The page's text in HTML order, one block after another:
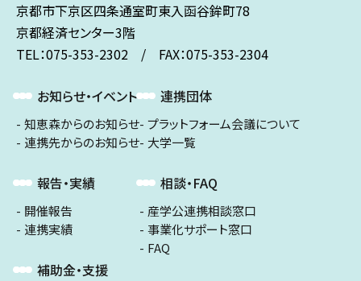
京都市下京区四条通室町東入函谷鉾町78
京都経済センター3階
TEL：075-353-2302 / FAX：075-353-2304
お知らせ・イベント
知恵森からのお知らせ
連携先からのお知らせ
報告・実績
開催報告
連携実績
補助金・支援
連携団体
プラットフォーム会議について
大学一覧
相談・FAQ
産学公連携相談窓口
事業化サポート窓口
FAQ